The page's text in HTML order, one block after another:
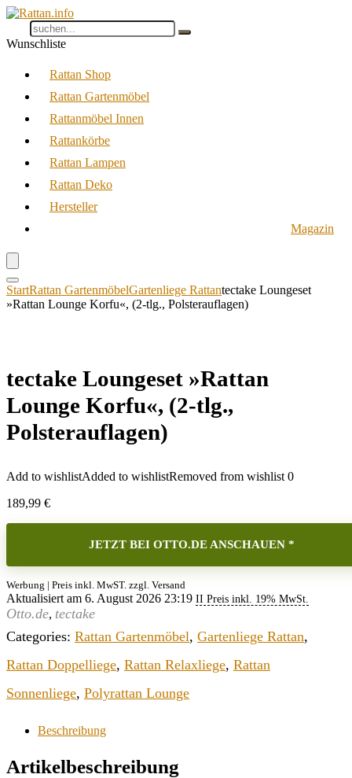
Wunschliste
Rattan Shop
Rattan Gartenmöbel
Rattanmöbel Innen
Rattankörbe
Rattan Lampen
Rattan Deko
Hersteller
Magazin
StartRattan GartenmöbelGartenliege Rattantectake Loungeset
»Rattan Lounge Korfu«, (2-tlg., Polsterauflagen)
tectake Loungeset »Rattan
Lounge Korfu«, (2-tlg.,
Polsterauflagen)
Add to wishlistAdded to wishlistRemoved from wishlist 0
189,99 €
JETZT BEI OTTO.DE ANSCHAUEN *
Werbung | Preis inkl. MwST. zzgl. Versand
Aktualisiert am 6. August 2026 23:19 II Preis inkl. 19% MwSt.
Otto.de, tectake
Categories: Rattan Gartenmöbel, Gartenliege Rattan,
Rattan Doppelliege, Rattan Relaxliege, Rattan
Sonnenliege, Polyrattan Lounge
Beschreibung
Artikelbeschreibung